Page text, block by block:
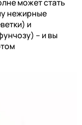
может стать
нежирные
и
– и вы